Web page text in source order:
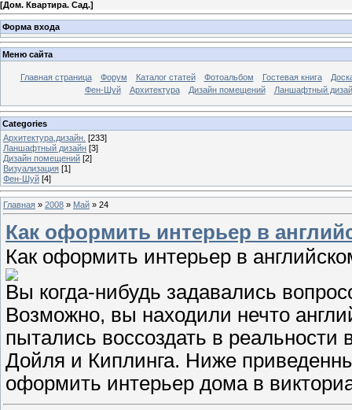
[Дом. Квартира. Сад.]
Форма входа
Меню сайта
Главная страница Форум Каталог статей Фотоальбом Гостевая книга
Фен-Шуй
Архитектура Дизайн помещений Ланшафтный
Categories
Архитектура,дизайн. [233]
Ланшафтный дизайн [3]
Дизайн помещений [2]
Визуализация [1]
Фен-Шуй [4]
Главная » 2008 » Май » 24
Как оформить интерьер в
Как оформить интерьер в
Вы когда-нибудь задавались
Возможно, вы находили нечто
пытались воссоздать в
Дойля и Киплинга. Ниже
оформить интерьер дома в